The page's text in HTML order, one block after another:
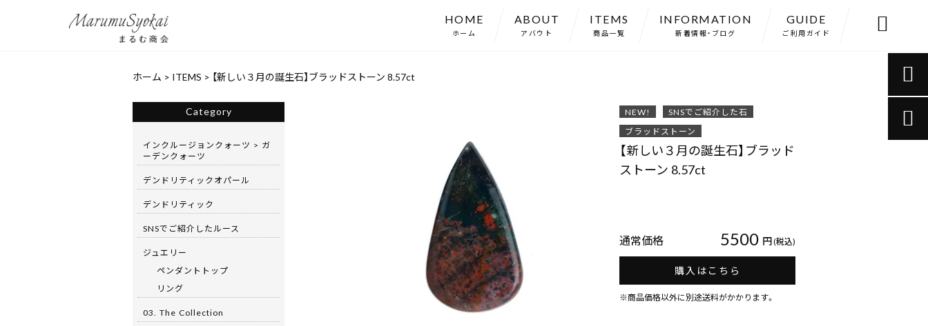
HOME
ホーム
ABOUT
アバウト
ITEMS
商品一覧
INFORMATION
新着情報・ブログ
GUIDE
ご利用ガイド 
ホーム > ITEMS > 【新しい３月の誕生石】ブラッドストーン 8.57ct
NEW!
SNSでご紹介した石
ブラッドストーン
【新しい３月の誕生石】ブラッド
ストーン 8.57ct
通常価格 5500 円(税込)
購入はこちら
※商品価格以外に別途送料がかかります。
Category
インクルージョンクォーツ > ガ
ーデンクォーツ
デンドリティックオパール
デンドリティック
SNSでご紹介したルース
ジュエリー
ペンダントトップ
リング
03. The Collection

